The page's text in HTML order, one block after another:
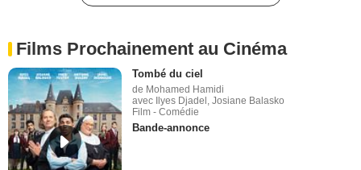
Films Prochainement au Cinéma
Tombé du ciel
de Mohamed Hamidi
avec Ilyes Djadel, Josiane Balasko
Film - Comédie
Bande-annonce